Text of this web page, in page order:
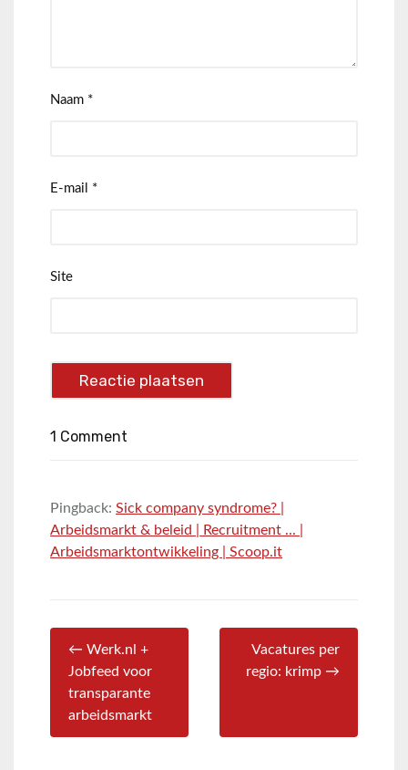
Naam *
E-mail *
Site
1 Comment
Pingback: Sick company syndrome? |
Arbeidsmarkt & beleid | Recruitment ... |
Arbeidsmarktontwikkeling | Scoop.it
← Werk.nl +
Jobfeed voor
transparante
arbeidsmarkt
Vacatures per
regio: krimp →